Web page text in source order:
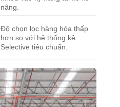
nâng.
Độ chọn lọc hàng hóa thấp
hơn so với hệ thống kệ
Selective tiêu chuẩn.